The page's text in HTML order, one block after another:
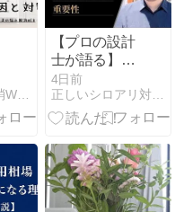
生活の悩み解消WEB
【プロの設計
士が語る】マ
イホームと未
来の木造建築
を守る「ホウ
ンdeガード工
法）」の重要
性
4日前
正しいシロアリ対策を広める専門家ブログ